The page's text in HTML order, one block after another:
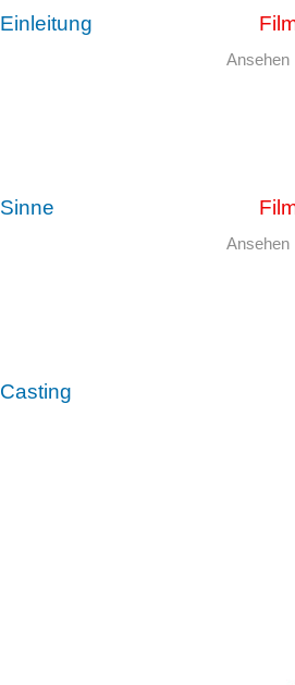
Einleitung
Ansehen
Sinne
Ansehen
Casting